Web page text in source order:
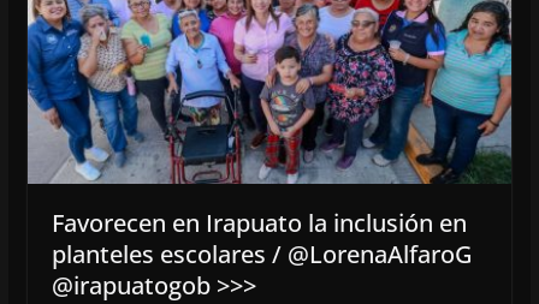
Favorecen en Irapuato la inclusión en
planteles escolares / @LorenaAlfaroG
@irapuatogob >>>